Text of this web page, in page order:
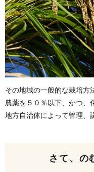
その地域の一般的な栽培方
農薬を５０％以下、かつ、
地方自治体によって管理、
さて、の